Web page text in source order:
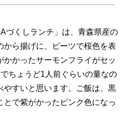
くしランチ」は、青森県産の
から揚げに、ビーツで桜色を表
かかったサーモンフライがセッ
ちょうど1人前ぐらいの量なの
やすいと思います。ご飯は、黒
とで紫がかったピンク色になっ